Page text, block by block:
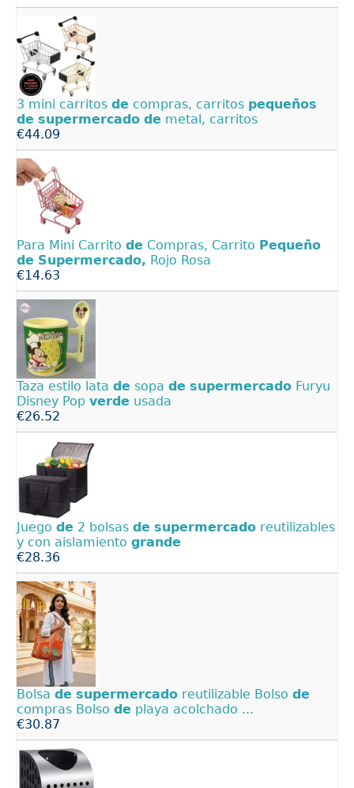
3 mini carritos de compras, carritos pequeños
de supermercado de metal, carritos
€44.09
Para Mini Carrito de Compras, Carrito Pequeño
de Supermercado, Rojo Rosa
€14.63
Taza estilo lata de sopa de supermercado Furyu
Disney Pop verde usada
€26.52
Juego de 2 bolsas de supermercado reutilizables
y con aislamiento grande
€28.36
Bolsa de supermercado reutilizable Bolso de
compras Bolso de playa acolchado ...
€30.87